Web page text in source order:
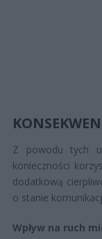
Z powodu tych
konieczności
dodatkową
o stanie
Wpływ na ruch